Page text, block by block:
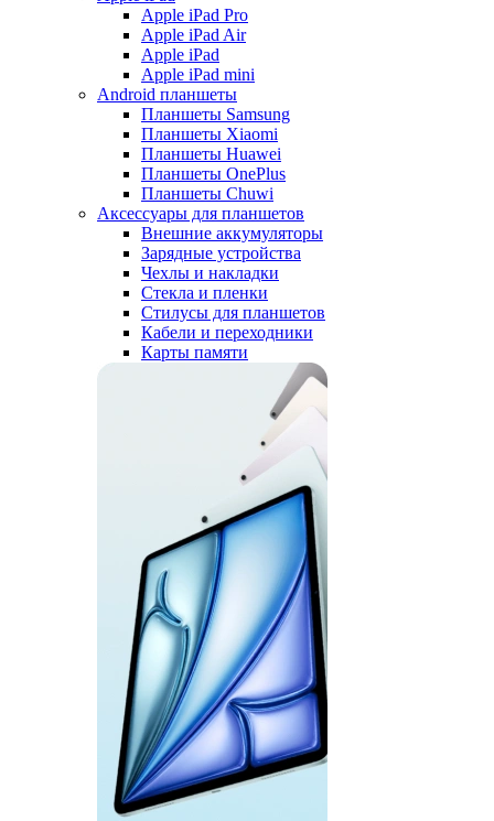
Apple iPad Pro
Apple iPad Air
Apple iPad
Apple iPad mini
Android планшеты
Планшеты Samsung
Планшеты Xiaomi
Планшеты Huawei
Планшеты OnePlus
Планшеты Chuwi
Аксессуары для планшетов
Внешние аккумуляторы
Зарядные устройства
Чехлы и накладки
Стекла и пленки
Стилусы для планшетов
Кабели и переходники
Карты памяти